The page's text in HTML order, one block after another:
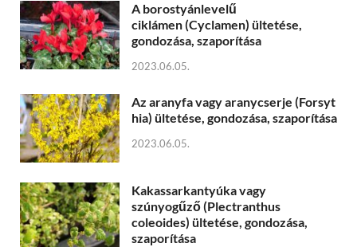
A borostyánlevelű
ciklámen (Cyclamen) ültetése,
gondozása, szaporítása
2023.06.05.
Az aranyfa vagy aranycserje (Forsyt
hia) ültetése, gondozása, szaporítása
2023.06.05.
Kakassarkantyúka vagy
szúnyogűző (Plectranthus
coleoides) ültetése, gondozása,
szaporítása